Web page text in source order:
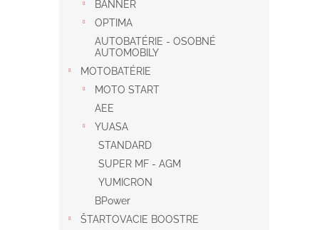
BANNER
OPTIMA
AUTOBATÉRIE - OSOBNÉ
AUTOMOBILY
MOTOBATÉRIE
MOTO START
AEE
YUASA
STANDARD
SUPER MF - AGM
YUMICRON
BPower
ŠTARTOVACIE BOOSTRE